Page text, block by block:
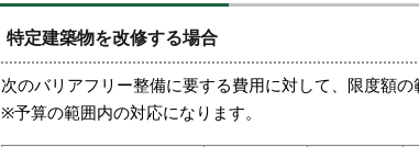
特定建築物を改修する場合
次のバリアフリー整備に要する費用に対して、限度額の
※予算の範囲内の対応になります。